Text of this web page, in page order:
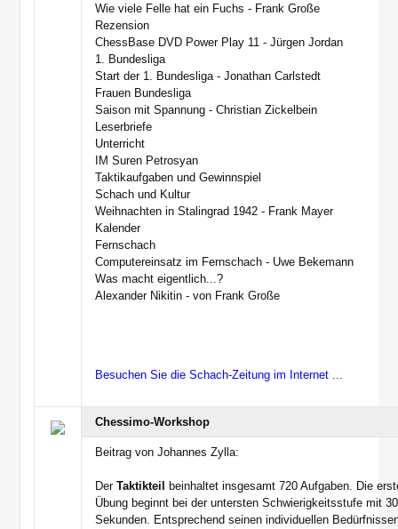
Wie viele Felle hat ein Fuchs - Frank Große
Rezension
ChessBase DVD Power Play 11 - Jürgen Jordan
1. Bundesliga
Start der 1. Bundesliga - Jonathan Carlstedt
Frauen Bundesliga
Saison mit Spannung - Christian Zickelbein
Leserbriefe
Unterricht
IM Suren Petrosyan
Taktikaufgaben und Gewinnspiel
Schach und Kultur
Weihnachten in Stalingrad 1942 - Frank Mayer
Kalender
Fernschach
Computereinsatz im Fernschach - Uwe Bekemann
Was macht eigentlich...?
Alexander Nikitin - von Frank Große
Besuchen Sie die Schach-Zeitung im Internet ...
Chessimo-Workshop
Beitrag von Johannes Zylla:
DerTaktikteil
beinhaltet insgesamt 720 Aufgaben. Die
Übung beginnt bei der untersten Schwierigkeitsstufe mit 30
Sekunden. Entsprechend seinen individuellen